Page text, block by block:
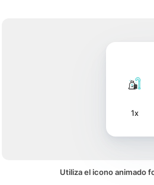
1x
Utiliza el icono animado